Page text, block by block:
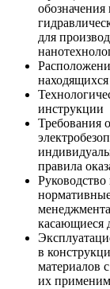
для
инструкции
Требования
правила
Руководство
касающиеся
в
материалов
их